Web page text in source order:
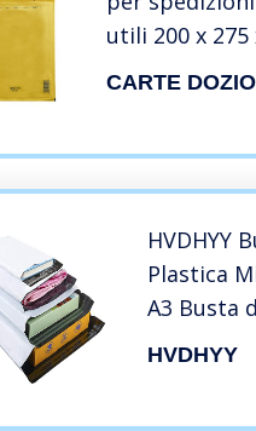
utili 200 x
CARTE DOZIO
HVDHYY
Plastica
A3 Busta
Borse
HVDHYY